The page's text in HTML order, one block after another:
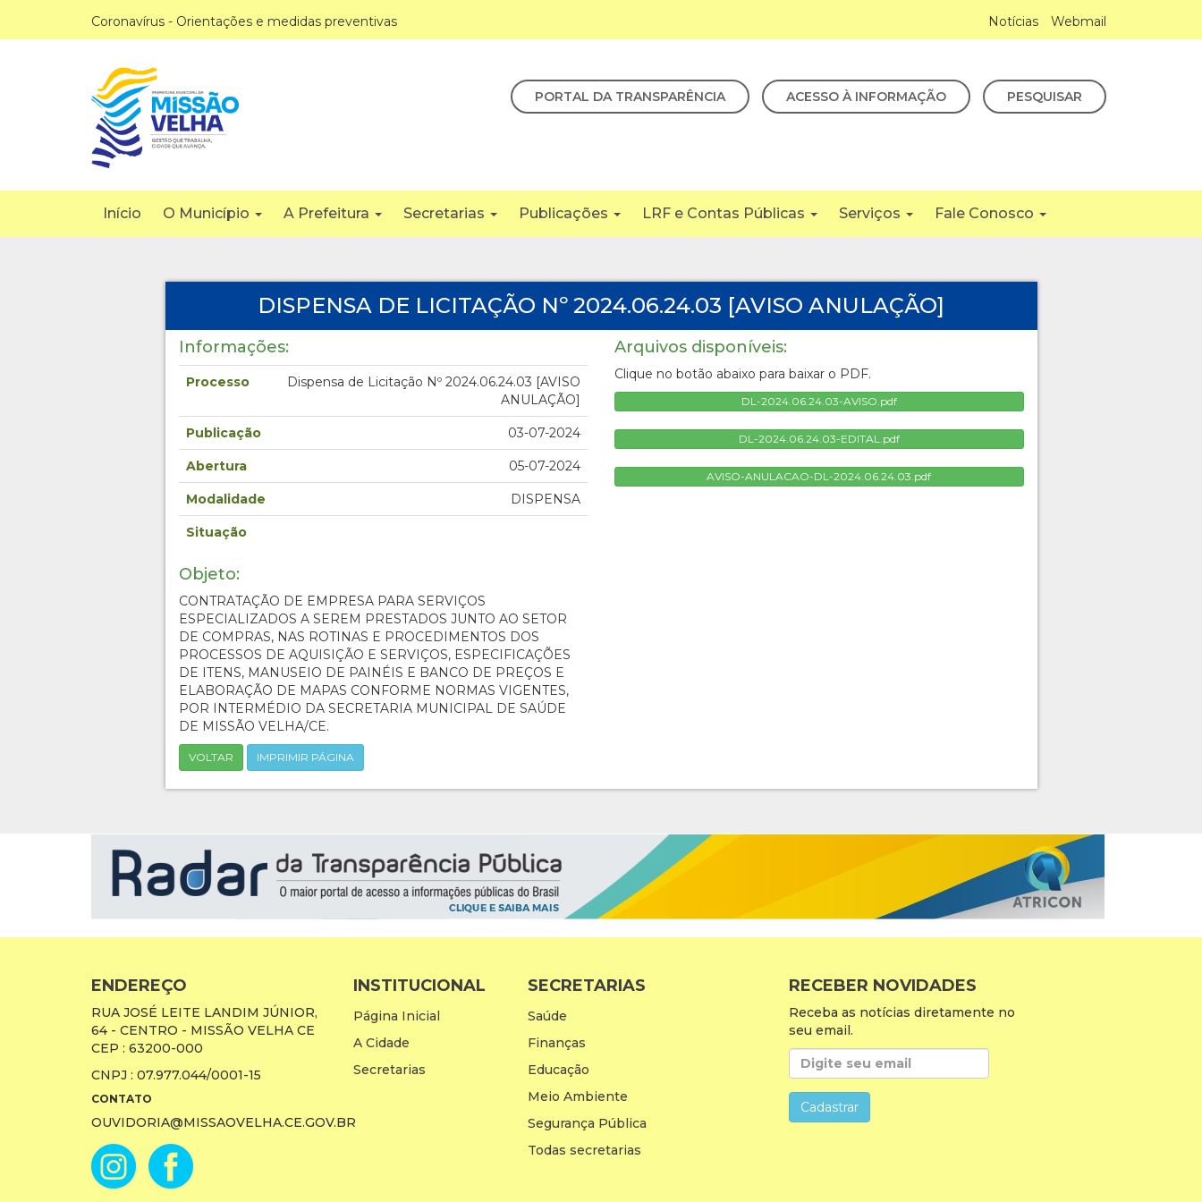
Coronavírus - Orientações e medidas preventivas Notícias Webmail
PORTAL DA TRANSPARÊNCIA ACESSO À INFORMAÇÃO PESQUISAR
Início O Município A Prefeitura Secretarias Publicações LRF e Contas Públicas Serviços Fale Conosco
DISPENSA DE LICITAÇÃO Nº 2024.06.24.03 [AVISO ANULAÇÃO]
Informações:
Processo
Dispensa de Licitação Nº 2024.06.24.03 [AVISO
ANULAÇÃO]
Publicação 03-07-2024
Abertura 05-07-2024
Modalidade DISPENSA
Situação
Objeto:
CONTRATAÇÃO DE EMPRESA PARA SERVIÇOS
ESPECIALIZADOS A SEREM PRESTADOS JUNTO AO SETOR
DE COMPRAS, NAS ROTINAS E PROCEDIMENTOS DOS
PROCESSOS DE AQUISIÇÃO E SERVIÇOS, ESPECIFICAÇÕES
DE ITENS, MANUSEIO DE PAINÉIS E BANCO DE PREÇOS E
ELABORAÇÃO DE MAPAS CONFORME NORMAS VIGENTES,
POR INTERMÉDIO DA SECRETARIA MUNICIPAL DE SAÚDE
DE MISSÃO VELHA/CE.
VOLTAR IMPRIMIR PÁGINA
Arquivos disponíveis:
Clique no botão abaixo para baixar o PDF.
DL-2024.06.24.03-AVISO.pdf
DL-2024.06.24.03-EDITAL.pdf
AVISO-ANULACAO-DL-2024.06.24.03.pdf
ENDEREÇO
RUA JOSÉ LEITE LANDIM JÚNIOR,
64 - CENTRO - MISSÃO VELHA CE
CEP : 63200-000
CNPJ : 07.977.044/0001-15
CONTATO
OUVIDORIA@MISSAOVELHA.CE.GOV.BR
INSTITUCIONAL
Página Inicial
A Cidade
Secretarias
SECRETARIAS
Saúde
Finanças
Educação
Meio Ambiente
Segurança Pública
Todas secretarias
RECEBER NOVIDADES
Receba as notícias diretamente no
seu email.